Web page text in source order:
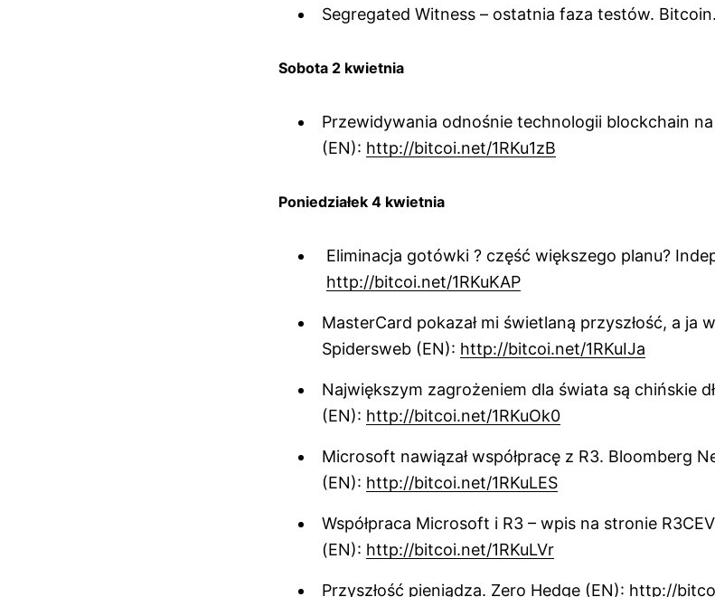
Segregated Witness – ostatnia faza testów.
Sobota 2 kwietnia
Przewidywania odnośnie technologii blockchain
(EN): http://bitcoi.net/1RKu1zB
Poniedziałek 4 kwietnia
Eliminacja gotówki ? część większego planu?
http://bitcoi.net/1RKuKAP
MasterCard pokazał mi świetlaną przyszłość, a ja
Spidersweb (EN): http://bitcoi.net/1RKuIJa
Największym zagrożeniem dla świata są chińskie
(EN): http://bitcoi.net/1RKuOk0
Microsoft nawiązał współpracę z R3. Bloomberg
(EN): http://bitcoi.net/1RKuLES
Współpraca Microsoft i R3 – wpis na stronie R3CEV
(EN): http://bitcoi.net/1RKuLVr
Przyszłość pieniądza. Zero Hedge (EN): http://